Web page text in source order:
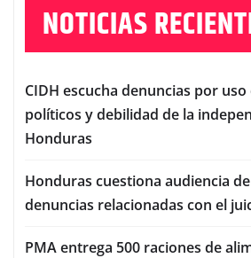
NOTICIAS
CIDH escucha denuncias por
políticos y debilidad de la
Honduras
Honduras cuestiona audiencia
denuncias relacionadas con el
PMA entrega 500 raciones de